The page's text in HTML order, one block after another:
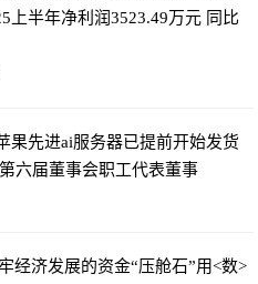
上半年净利润3523.49万元 同比
果先进ai服务器已提前开始发货
六届董事会职工代表董事
经济发展的资金“压舱石”用<数>